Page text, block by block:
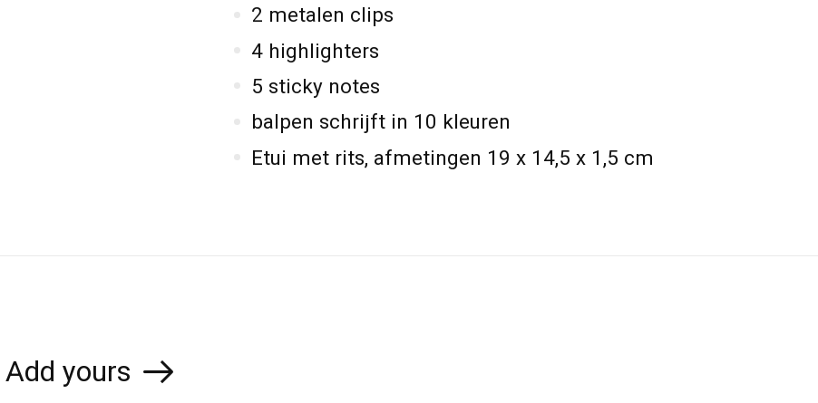
2 metalen clips
4 highlighters
5 sticky notes
balpen schrijft in 10 kleuren
Etui met rits, afmetingen 19 x 14,5 x 1,5 cm
Add yours